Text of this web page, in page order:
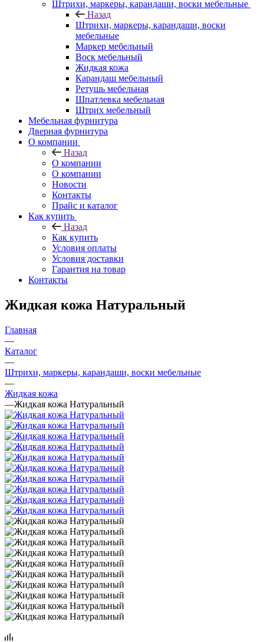
Штрихи, маркеры, карандаши, воски мебельные
Назад
Штрихи, маркеры, карандаши, воски
мебельные
Маркер мебельный
Воск мебельный
Жидкая кожа
Карандаш мебельный
Ретушь мебельная
Шпатлевка мебельная
Штрих мебельный
Мебельная фурнитура
Дверная фурнитура
О компании
Назад
О компании
О компании
Новости
Контакты
Прайс и каталог
Как купить
Назад
Как купить
Условия оплаты
Условия доставки
Гарантия на товар
Контакты
Жидкая кожа Натуральный
Главная
—
Каталог
—
Штрихи, маркеры, карандаши, воски мебельные
—
Жидкая кожа
—Жидкая кожа Натуральный